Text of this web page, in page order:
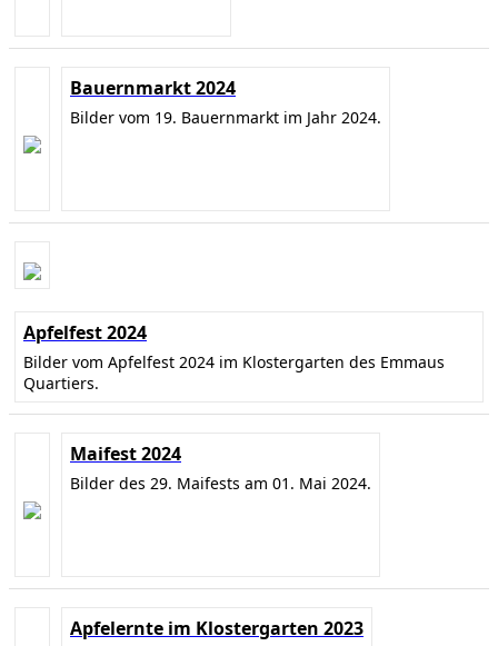
Bauernmarkt 2024
Bilder vom 19. Bauernmarkt im Jahr 2024.
Apfelfest 2024
Bilder vom Apfelfest 2024 im Klostergarten des Emmaus
Quartiers.
Maifest 2024
Bilder des 29. Maifests am 01. Mai 2024.
Apfelernte im Klostergarten 2023